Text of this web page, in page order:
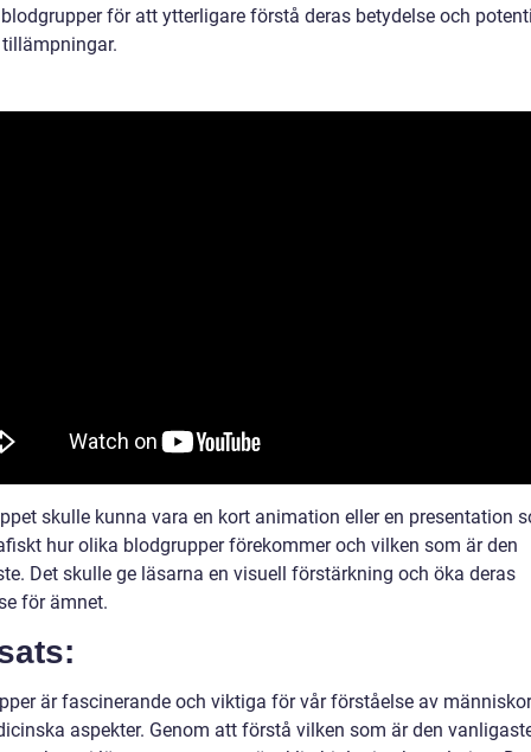
för att ytterligare förstå deras betydelse och
skulle kunna vara en kort animation eller en presentation
hur olika blodgrupper förekommer och vilken som är den
Det skulle ge läsarna en visuell förstärkning och öka deras
för ämnet.
är fascinerande och viktiga för vår förståelse av
aspekter. Genom att förstå vilken som är den